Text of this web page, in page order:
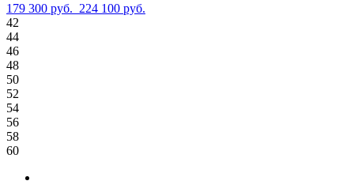
179 300 руб. 224 100 руб.
42
44
46
48
50
52
54
56
58
60